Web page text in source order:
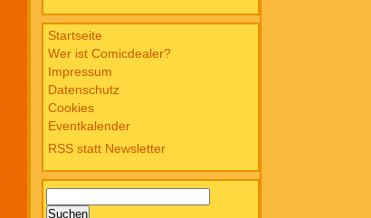
Startseite
Wer ist Comicdealer?
Impressum
Datenschutz
Cookies
Eventkalender
RSS statt Newsletter
nach: